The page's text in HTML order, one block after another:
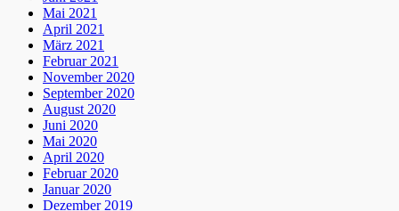
Mai 2021
April 2021
März 2021
Februar 2021
November 2020
September 2020
August 2020
Juni 2020
Mai 2020
April 2020
Februar 2020
Januar 2020
Dezember 2019